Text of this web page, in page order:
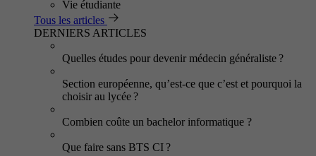
Vie étudiante
Tous les articles
DERNIERS ARTICLES
Quelles études pour devenir médecin généraliste ?
Section européenne, qu’est-ce que c’est et pourquoi la
choisir au lycée ?
Combien coûte un bachelor informatique ?
Que faire sans BTS CI ?